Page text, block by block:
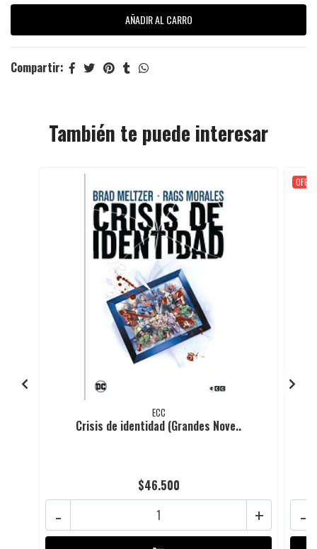
Compartir:
También te puede interesar
ECC
Crisis de identidad (Grandes Nove..
$46.500
+
- -